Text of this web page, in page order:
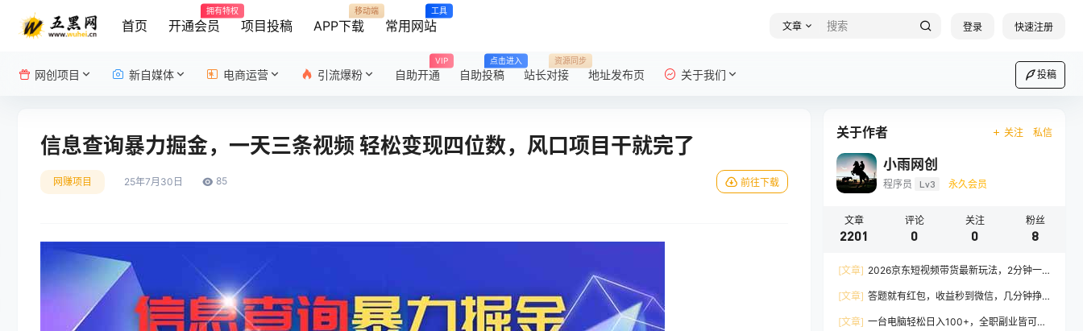
首页 开通会员
拥有特权
项目投稿 APP下载
移动端
常用网站
工具
文章 登录 快速注册
网创项目 新自媒体 电商运营 引流爆粉 自助开通
VIP
自助投稿
点击进入
站长对接
资源同步
地址发布页 关于我们 投稿
信息查询暴力掘金，一天三条视频 轻松变现四位数，风口项目干就完了
网赚项目 25年7月30日 85 前往下载
关于作者 关注 私信
小雨网创
程序员 Lv3 永久会员
文章
2201
评论
0
关注
0
粉丝
8
[文章] 2026京东短视频带货最新玩法，2分钟一
松上手
[文章] 答题就有红包，收益秒到微信，几分钟挣
[文章] 一台电脑轻松日入100+，全职副业皆可